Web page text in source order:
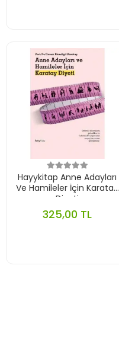
Hayykitap Anne Adayları
Ve Hamileler İçin Karatay
Diyeti
325,00 TL